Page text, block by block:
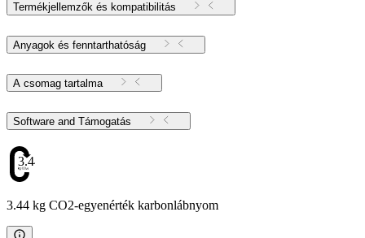
Termékjellemzők és kompatibilitás
Anyagok és fenntarthatóság
A csomag tartalma
Software and Támogatás
3.44
3.44 kg CO2-egyenérték karbonlábnyom